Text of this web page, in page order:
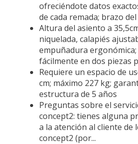
ofreciéndote datos
de cada remada; brazo
Altura del asiento a
niquelada, calapiés
empuñadura ergonómica;
fácilmente en dos piezas
Requiere un espacio de
cm; máximo 227 kg;
estructura de 5 años
Preguntas sobre el
concept2: tienes alguna
a la atención al cliente de
concept2 (por...